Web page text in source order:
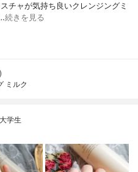
チャが気持ち良いクレンジングミ
続きを見る
ミルク
学生